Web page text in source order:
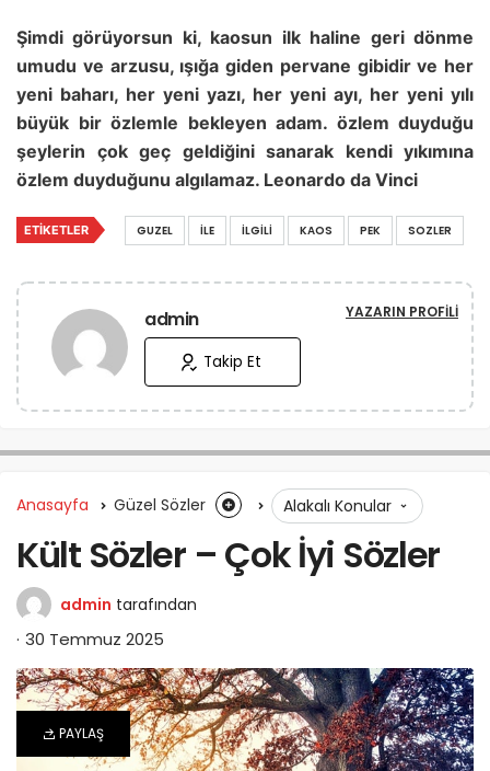
PAYLAŞ
Şimdi görüyorsun ki, kaosun ilk haline geri dönme
umudu ve arzusu, ışığa giden pervane gibidir ve her
yeni baharı, her yeni yazı, her yeni ayı, her yeni yılı
büyük bir özlemle bekleyen adam. özlem duyduğu
şeylerin çok geç geldiğini sanarak kendi yıkımına
özlem duyduğunu algılamaz. Leonardo da Vinci
ETIKETLER GUZEL İLE İLGILI KAOS PEK SOZLER
admin YAZARIN PROFILI
Takip Et
Anasayfa Güzel Sözler Alakalı Konular
Kült Sözler – Çok İyi Sözler
admin tarafından
30 Temmuz 2025